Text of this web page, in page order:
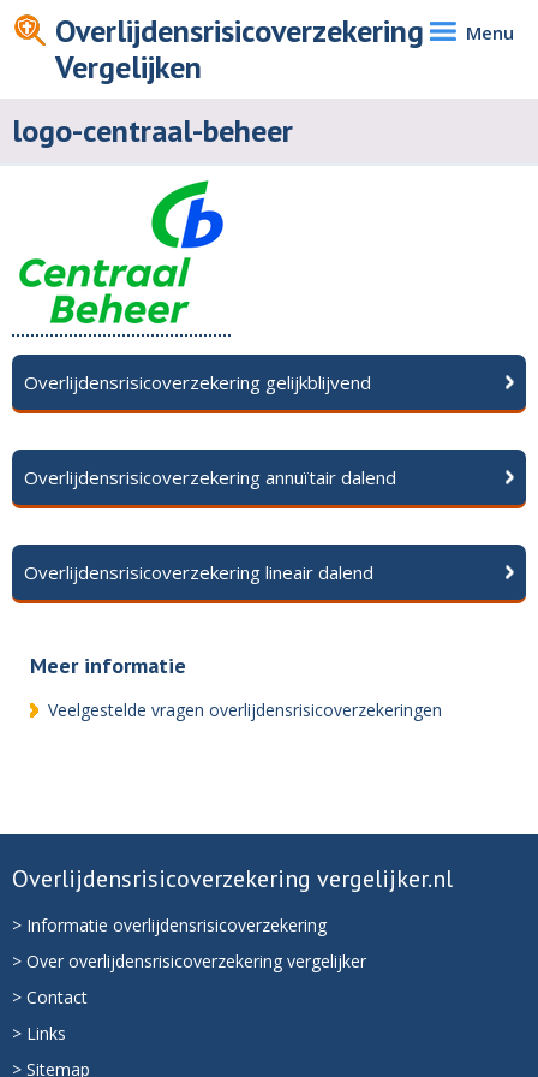
Overlijdensrisicoverzekering
Vergelijken
Menu
logo-centraal-beheer
Overlijdensrisicoverzekering gelijkblijvend
Overlijdensrisicoverzekering annuïtair dalend
Overlijdensrisicoverzekering lineair dalend
Meer informatie
Veelgestelde vragen overlijdensrisicoverzekeringen
Overlijdensrisicoverzekering vergelijker.nl
> Informatie overlijdensrisicoverzekering
> Over overlijdensrisicoverzekering vergelijker
> Contact
> Links
> Sitemap